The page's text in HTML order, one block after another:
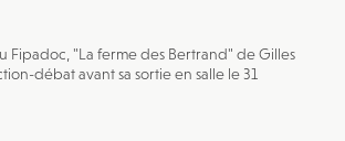
Fipadoc, "La ferme des Bertrand" de Gilles
débat avant sa sortie en salle le 31